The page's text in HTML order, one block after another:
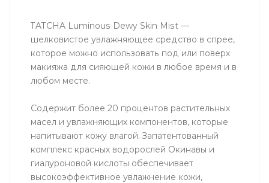
TATCHA Luminous Dewy Skin Mist —
шелковистое увлажняющее средство в спрее,
которое можно использовать под или поверх
макияжа для сияющей кожи в любое время и в
любом месте.
Содержит более 20 процентов растительных
масел и увлажняющих компонентов, которые
напитывают кожу влагой. Запатентованный
комплекс красных водорослей Окинавы и
гиалуроновой кислоты обеспечивает
высокоэффективное увлажнение кожи,